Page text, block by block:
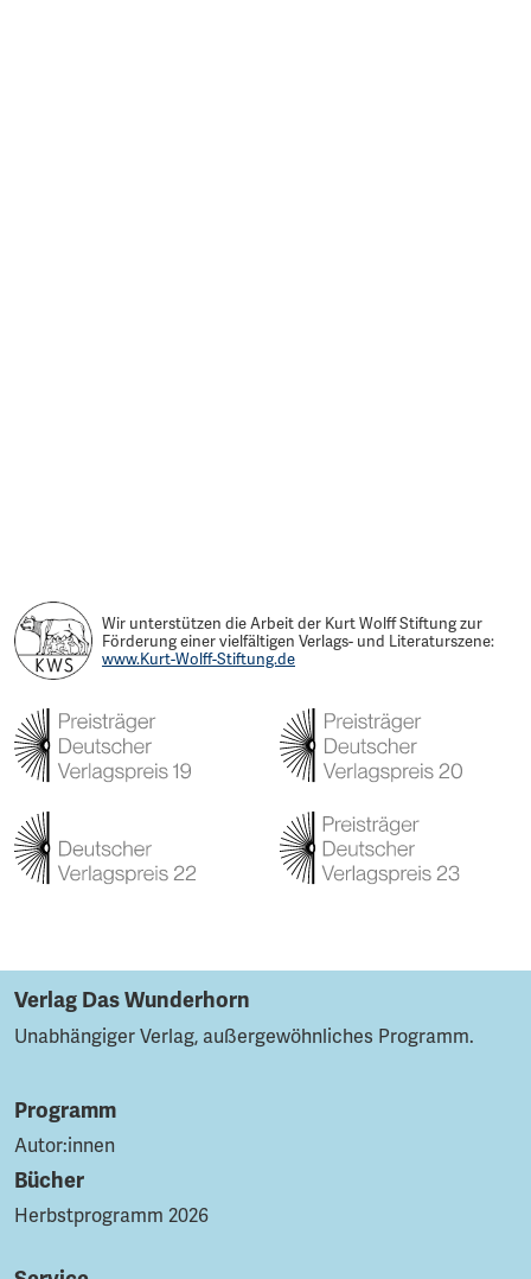
Wir unterstützen die Arbeit der Kurt Wolff Stiftung zur
Förderung einer vielfältigen Verlags- und Literaturszene:
www.Kurt-Wolff-Stiftung.de
Verlag Das Wunderhorn
Unabhängiger Verlag, außergewöhnliches Programm.
Programm
Autor:innen
Bücher
Herbstprogramm 2026